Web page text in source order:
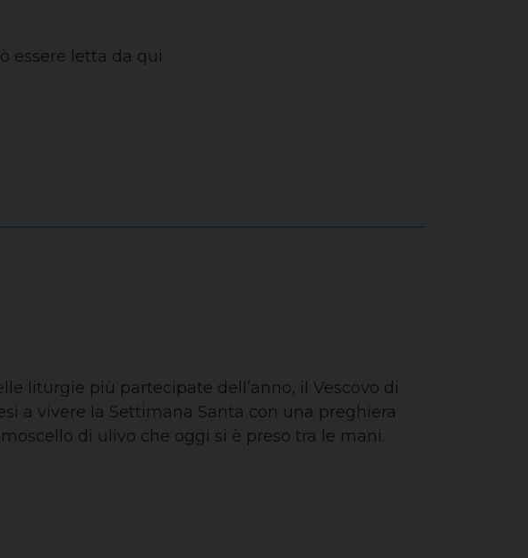
essere letta da qui
liturgie più partecipate dell’anno, il Vescovo di
a vivere la Settimana Santa con una preghiera
di ulivo che oggi si è preso tra le mani.